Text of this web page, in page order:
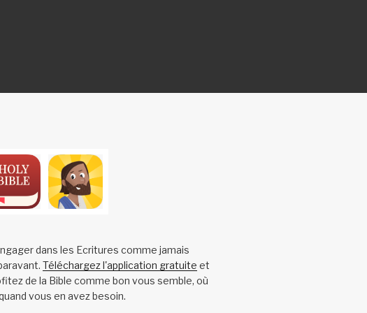
dans les Ecritures comme jamais
Téléchargez l'application gratuite et
de la Bible comme bon vous semble, où
vous en avez besoin.